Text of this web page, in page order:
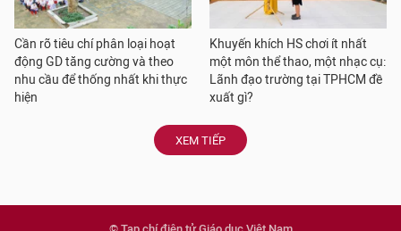
Cần rõ tiêu chí phân loại hoạt
động GD tăng cường và theo
nhu cầu để thống nhất khi thực
hiện
Khuyến khích HS chơi ít nhất
một môn thể thao, một nhạc cụ:
Lãnh đạo trường tại TPHCM đề
xuất gì?
XEM TIẾP